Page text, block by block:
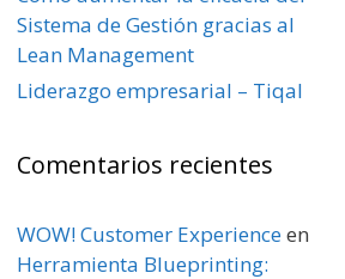
Sistema de Gestión gracias al
Lean Management
Liderazgo empresarial – Tiqal
Comentarios recientes
WOW! Customer Experienceen
Herramienta Blueprinting: